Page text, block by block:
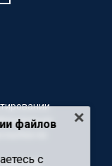
файлов
с